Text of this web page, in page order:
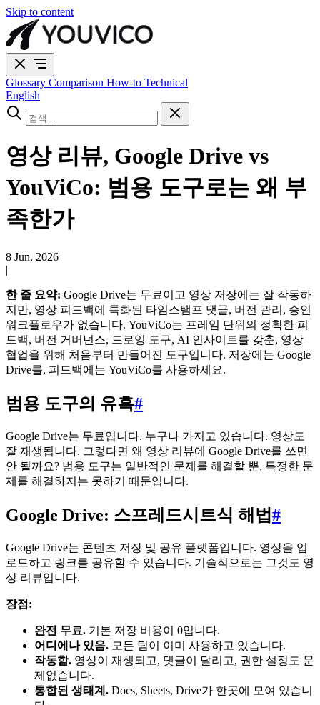
Skip to content
Glossary Comparison How-to Technical
English
영상 리뷰, Google Drive vs
YouViCo: 범용 도구로는 왜 부
족한가
8 Jun, 2026
|
한 줄 요약: Google Drive는 무료이고 영상 저장에는 잘 작동하
지만, 영상 피드백에 특화된 타임스탬프 댓글, 버전 관리, 승인
워크플로우가 없습니다. YouViCo는 프레임 단위의 정확한 피
드백, 버전 거버넌스, 드로잉 도구, AI 인사이트를 갖춘, 영상
협업을 위해 처음부터 만들어진 도구입니다. 저장에는 Google
Drive를, 피드백에는 YouViCo를 사용하세요.
범용 도구의 유혹#
Google Drive는 무료입니다. 누구나 가지고 있습니다. 영상도
잘 재생됩니다. 그렇다면 왜 영상 리뷰에 Google Drive를 쓰면
안 될까요? 범용 도구는 일반적인 문제를 해결할 뿐, 특정한 문
제를 해결하지는 못하기 때문입니다.
Google Drive: 스프레드시트식 해법#
Google Drive는 콘텐츠 저장 및 공유 플랫폼입니다. 영상을 업
로드하고 링크를 공유할 수 있습니다. 기술적으로는 그것도 영
상 리뷰입니다.
장점:
완전 무료. 기본 저장 비용이 0입니다.
어디에나 있음. 모든 팀이 이미 사용하고 있습니다.
작동함. 영상이 재생되고, 댓글이 달리고, 권한 설정도 문
제없습니다.
통합된 생태계. Docs, Sheets, Drive가 한곳에 모여 있습니